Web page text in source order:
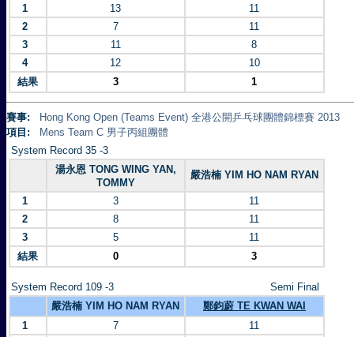
1
13
11
2
7
11
3
11
8
4
12
10
結果
3 1
賽事:
Hong Kong Open (Teams Event) 全港公開乒乓球團體錦標賽 2013
項目:
Mens Team C 男子丙組團體
System Record 35 -3
湯永恩 TONG WING YAN,
TOMMY
嚴浩楠 YIM HO NAM RYAN
1 3
11
2
8
11
3
5
11
結果
0 3
System Record 109 -3
Semi Final
嚴浩楠 YIM HO NAM RYAN
鄭鈞蔚 TE KWAN WAI
1
7
11